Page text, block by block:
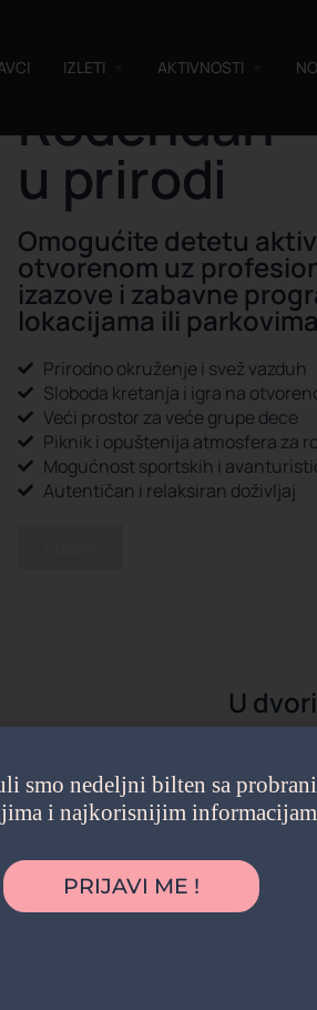
IZLETI AKTIVNOSTI
Rođendan
u prirodi
Omogućite detetu
otvorenom uz
izazove i zabavne
lokacijama ili
Prirodno okruženje i svež vazduh
Sloboda kretanja i igra na
Veći prostor za veće grupe dece
Piknik i opuštenija atmosfera za
Mogućnost sportskih i
Autentičan i relaksiran doživljaj
morali nigde da
u parku blizu naše
a komšije i prijatelji su
Baš jednostavno, opušteno i
U
"Želeli
pretvorilo u
dana i dalje
Ana S.
smo nedeljni bilten sa
i najkorisnijim
PRIJAVI ME !